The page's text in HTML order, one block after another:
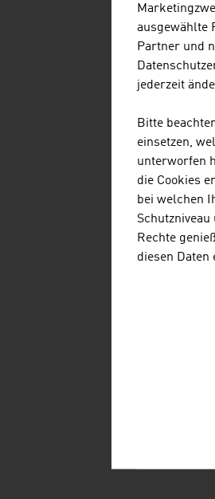
ausgewählte
Partner und
jederzeit
Bitte
einsetzen,
unterworfen
die Cookies
bei welchen
Rechte
diesen Daten